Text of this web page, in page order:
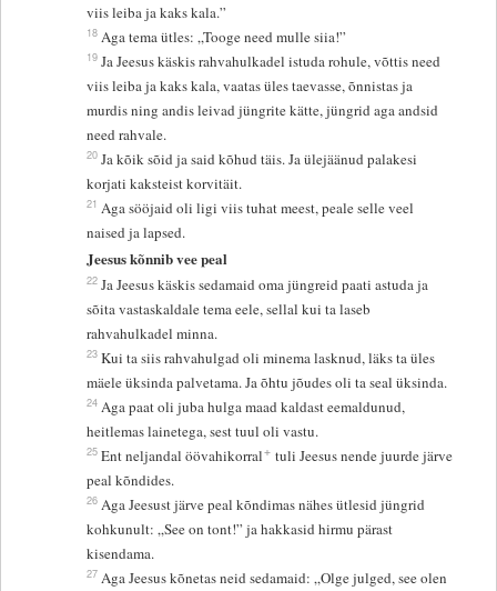
viis leiba ja kaks kala.”
18 Aga tema ütles: „Tooge need mulle siia!”
19 Ja Jeesus käskis rahvahulkadel istuda rohule, võttis need
viis leiba ja kaks kala, vaatas üles taevasse, õnnistas ja
murdis ning andis leivad jüngrite kätte, jüngrid aga andsid
need rahvale.
20 Ja kõik sõid ja said kõhud täis. Ja ülejäänud palakesi
korjati kaksteist korvitäit.
21 Aga sööjaid oli ligi viis tuhat meest, peale selle veel
naised ja lapsed.
Jeesus kõnnib vee peal
22 Ja Jeesus käskis sedamaid oma jüngreid paati astuda ja
sõita vastaskaldale tema eele, sellal kui ta laseb
rahvahulkadel minna.
23 Kui ta siis rahvahulgad oli minema lasknud, läks ta üles
mäele üksinda palvetama. Ja õhtu jõudes oli ta seal üksinda.
24 Aga paat oli juba hulga maad kaldast eemaldunud,
heitlemas lainetega, sest tuul oli vastu.
25 Ent neljandal öövahikorral+ tuli Jeesus nende juurde järve
peal kõndides.
26 Aga Jeesust järve peal kõndimas nähes ütlesid jüngrid
kohkunult: „See on tont!” ja hakkasid hirmu pärast
kisendama.
27 Aga Jeesus kõnetas neid sedamaid: „Olge julged, see olen